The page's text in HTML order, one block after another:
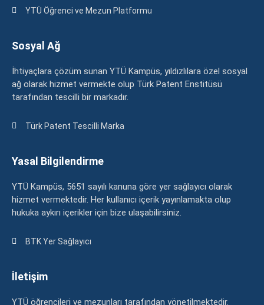
YTÜ Öğrenci ve Mezun Platformu
Sosyal Ağ
İhtiyaçlara çözüm sunan YTÜ Kampüs, yıldızlılara özel sosyal
ağ olarak hizmet vermekte olup Türk Patent Enstitüsü
tarafından tescilli bir markadır.
Türk Patent Tescilli Marka
Yasal Bilgilendirme
YTÜ Kampüs, 5651 sayılı kanuna göre yer sağlayıcı olarak
hizmet vermektedir. Her kullanıcı içerik yayınlamakta olup
hukuka aykırı içerikler için bize ulaşabilirsiniz.
BTK Yer Sağlayıcı
İletişim
YTÜ öğrencileri ve mezunları tarafından yönetilmektedir.